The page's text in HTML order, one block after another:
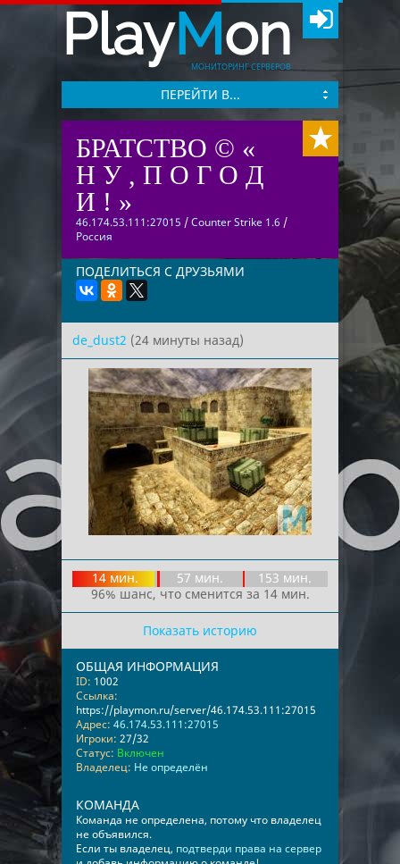
PlayMon
МОНИТОРИНГ СЕРВЕРОВ
ПЕРЕЙТИ В...
БРАТСТВО © «
Н У , П О Г О Д
И ! »
46.174.53.111:27015 /Counter Strike 1.6 /
Россия
ПОДЕЛИТЬСЯ С ДРУЗЬЯМИ
de_dust2 (24 минуты назад)
14 мин. 57 мин.
153 мин.
96% шанс, что сменится за 14 мин.
Показать историю
ОБЩАЯ ИНФОРМАЦИЯ
ID: 1002
Ссылка:
https://playmon.ru/server/46.174.53.111:27015
Адрес: 46.174.53.111:27015
Игроки: 27/32
Статус: Включен
Владелец: Не определён
КОМАНДА
Команда не определена, потому что владелец
не объявился.
Если ты владелец, подтверди права на сервер